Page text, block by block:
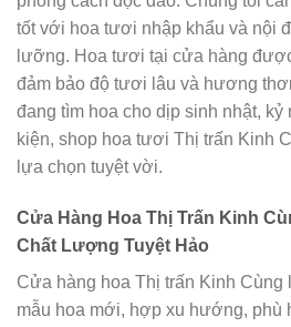
tốt với hoa tươi nhập khẩu và nội
lưỡng. Hoa tươi tại cửa hàng
đảm bảo độ tươi lâu và hương
đang tìm hoa cho dịp sinh nhật, kỷ
kiện, shop hoa tươi Thị trấn Kinh
lựa chọn tuyệt vời.
Cửa Hàng Hoa Thị Trấn Kinh
Chất Lượng Tuyệt Hảo
Cửa hàng hoa Thị trấn Kinh Cùng
mẫu hoa mới, hợp xu hướng, phù